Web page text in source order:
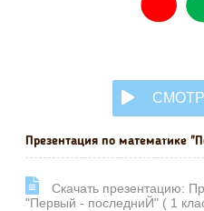
Презентация по математике
Cкачать презентацию:
"Первый - последниЙ" ( 1